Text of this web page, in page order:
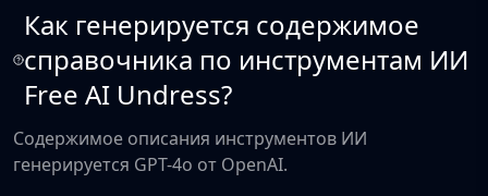
Как генерируется содержимое
справочника по инструментам ИИ
Free AI Undress?
Содержимое описания инструментов ИИ
генерируется GPT-4o от OpenAI.